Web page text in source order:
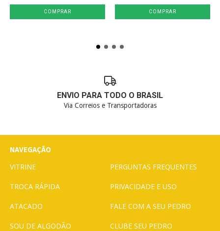
COMPRAR COMPRAR
ENVIO PARA TODO O BRASIL
Via Correios e Transportadoras
NAVEGAÇÃO
VITRINE PERGUNTAS FREQUENTES
TROCA RÁPIDA PRIVACIDADE E USO
ATACADO FALE COM A SEU PEDRO
SOU DE ALGODÃO CLUBE SEU PEDRO